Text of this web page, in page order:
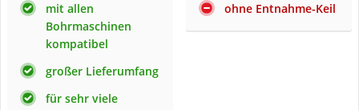
mit allen
Bohrmaschinen
kompatibel
großer Lieferumfang
für sehr viele
ohne Entnahme-Keil